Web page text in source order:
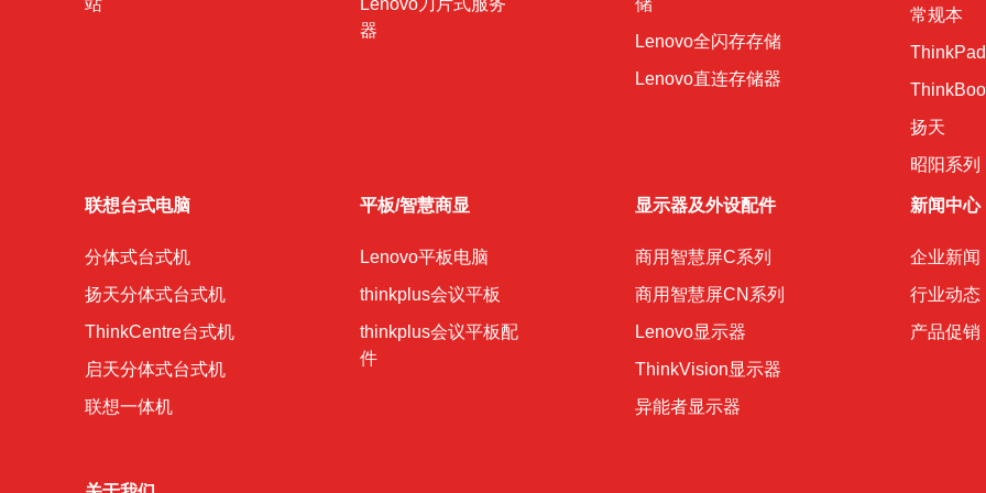
站
Lenovo刀片式服务
器
储
Lenovo全闪存存储
Lenovo直连存储器
常规本
ThinkPad
扬天
昭阳系列
联想台式电脑
分体式台式机
扬天分体式台式机
ThinkCentre台式机
启天分体式台式机
联想一体机
平板/智慧商显
Lenovo平板电脑
thinkplus会议平板
thinkplus会议平板配
件
显示器及外设配件
商用智慧屏C系列
商用智慧屏CN系列
Lenovo显示器
ThinkVision显示器
异能者显示器
新闻中心
企业新闻
行业动态
产品促销